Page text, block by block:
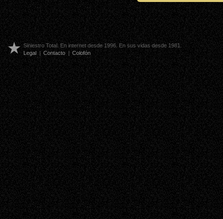
Siniestro Total. En internet desde 1996. En sus vidas desde 1981.
Legal | Contacto | Colofón